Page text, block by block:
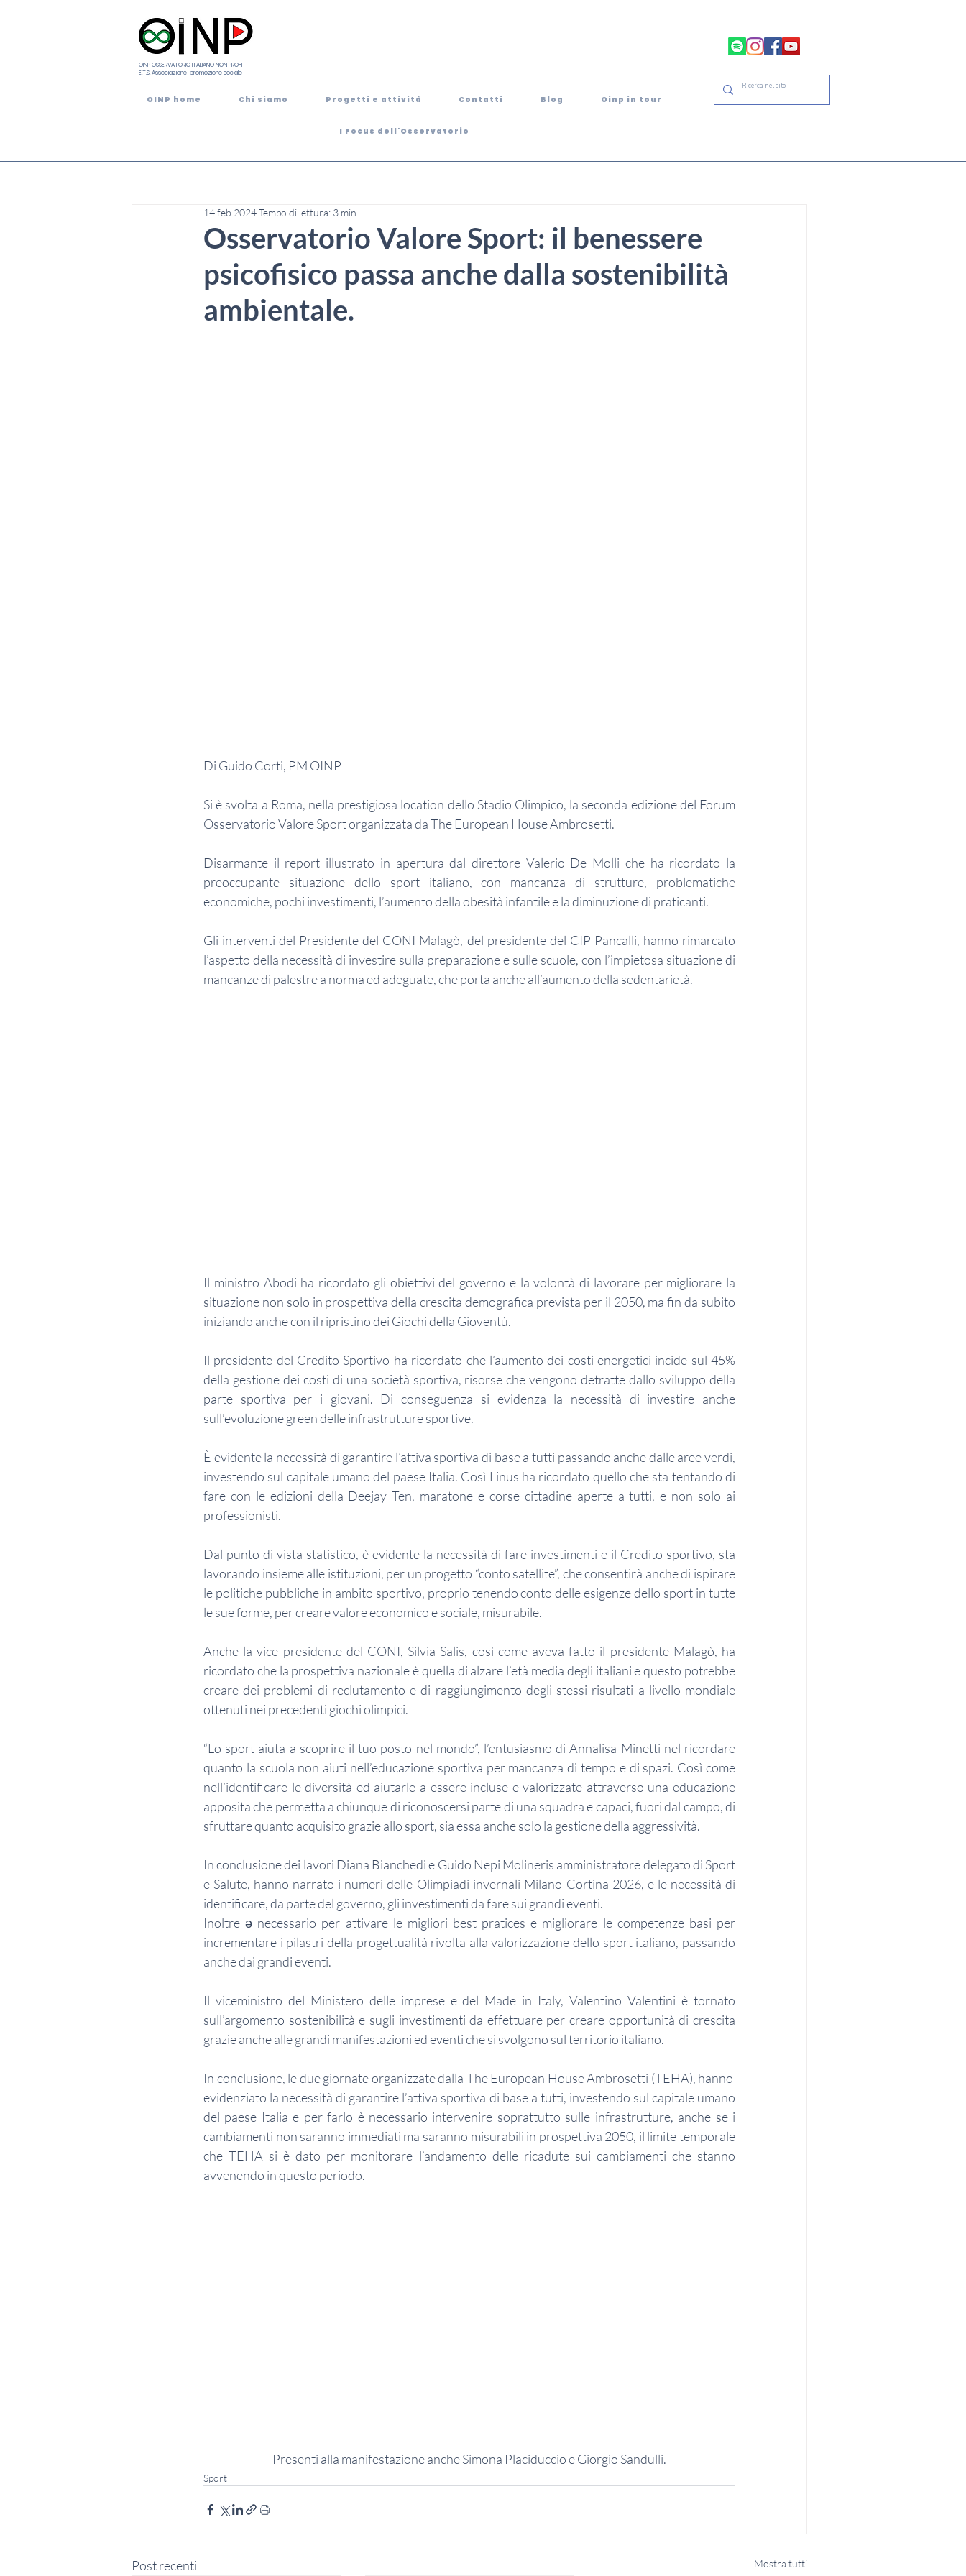
OINP OSSERVATORIO ITALIANO NON PROFIT
E.T.S. Associazione promozione sociale
OINP home Chi siamo Progetti e attività Contatti Blog Oinp in tour
I Focus dell'Osservatorio
Osservatorio Valore Sport: il benessere
psicofisico passa anche dalla sostenibilità
ambientale.
14 feb 2024Tempo di lettura: 3 min
Di Guido Corti, PM OINP
Si è svolta a Roma, nella prestigiosa location dello Stadio Olimpico, la seconda edizione del Forum
Osservatorio Valore Sport organizzata da The European House Ambrosetti.
Disarmante il report illustrato in apertura dal direttore Valerio De Molli che ha ricordato la
preoccupante situazione dello sport italiano, con mancanza di strutture, problematiche
economiche, pochi investimenti, l’aumento della obesità infantile e la diminuzione di praticanti.
Gli interventi del Presidente del CONI Malagò, del presidente del CIP Pancalli, hanno rimarcato
l’aspetto della necessità di investire sulla preparazione e sulle scuole, con l’impietosa situazione di
mancanze di palestre a norma ed adeguate, che porta anche all’aumento della sedentarietà.
Il ministro Abodi ha ricordato gli obiettivi del governo e la volontà di lavorare per migliorare la
situazione non solo in prospettiva della crescita demografica prevista per il 2050, ma fin da subito
iniziando anche con il ripristino dei Giochi della Gioventù.
Il presidente del Credito Sportivo ha ricordato che l’aumento dei costi energetici incide sul 45%
della gestione dei costi di una società sportiva, risorse che vengono detratte dallo sviluppo della
parte sportiva per i giovani. Di conseguenza si evidenza la necessità di investire anche
sull’evoluzione green delle infrastrutture sportive.
È evidente la necessità di garantire l’attiva sportiva di base a tutti passando anche dalle aree verdi,
investendo sul capitale umano del paese Italia. Così Linus ha ricordato quello che sta tentando di
fare con le edizioni della Deejay Ten, maratone e corse cittadine aperte a tutti, e non solo ai
professionisti.
Dal punto di vista statistico, è evidente la necessità di fare investimenti e il Credito sportivo, sta
lavorando insieme alle istituzioni, per un progetto “conto satellite”, che consentirà anche di ispirare
le politiche pubbliche in ambito sportivo, proprio tenendo conto delle esigenze dello sport in tutte
le sue forme, per creare valore economico e sociale, misurabile.
Anche la vice presidente del CONI, Silvia Salis, così come aveva fatto il presidente Malagò, ha
ricordato che la prospettiva nazionale è quella di alzare l’età media degli italiani e questo potrebbe
creare dei problemi di reclutamento e di raggiungimento degli stessi risultati a livello mondiale
ottenuti nei precedenti giochi olimpici.
“Lo sport aiuta a scoprire il tuo posto nel mondo”, l’entusiasmo di Annalisa Minetti nel ricordare
quanto la scuola non aiuti nell’educazione sportiva per mancanza di tempo e di spazi. Così come
nell’identificare le diversità ed aiutarle a essere incluse e valorizzate attraverso una educazione
apposita che permetta a chiunque di riconoscersi parte di una squadra e capaci, fuori dal campo, di
sfruttare quanto acquisito grazie allo sport, sia essa anche solo la gestione della aggressività.
In conclusione dei lavori Diana Bianchedi e Guido Nepi Molineris amministratore delegato di Sport
e Salute, hanno narrato i numeri delle Olimpiadi invernali Milano-Cortina 2026, e le necessità di
identificare, da parte del governo, gli investimenti da fare sui grandi eventi.
Inoltre ə necessario per attivare le migliori best pratices e migliorare le competenze basi per
incrementare i pilastri della progettualità rivolta alla valorizzazione dello sport italiano, passando
anche dai grandi eventi.
Il viceministro del Ministero delle imprese e del Made in Italy, Valentino Valentini è tornato
sull’argomento sostenibilità e sugli investimenti da effettuare per creare opportunità di crescita
grazie anche alle grandi manifestazioni ed eventi che si svolgono sul territorio italiano.
In conclusione, le due giornate organizzate dalla The European House Ambrosetti (TEHA), hanno
evidenziato la necessità di garantire l’attiva sportiva di base a tutti, investendo sul capitale umano
del paese Italia e per farlo è necessario intervenire soprattutto sulle infrastrutture, anche se i
cambiamenti non saranno immediati ma saranno misurabili in prospettiva 2050, il limite temporale
che TEHA si è dato per monitorare l’andamento delle ricadute sui cambiamenti che stanno
avvenendo in questo periodo.
Presenti alla manifestazione anche Simona Placiduccio e Giorgio Sandulli.
Sport
Post recenti Mostra tutti